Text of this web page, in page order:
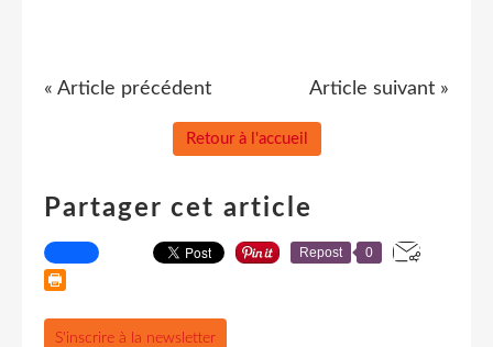
« Article précédent Article suivant »
Retour à l'accueil
Partager cet article
Repost 0
S'inscrire à la newsletter